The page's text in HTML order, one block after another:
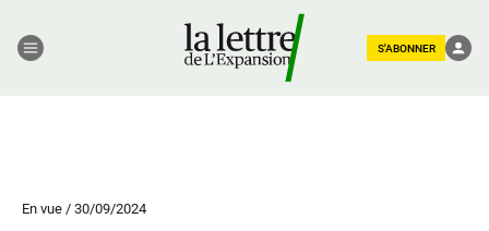
S'ABONNER
En vue / 30/09/2024